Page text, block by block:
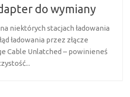
do wymiany
niektórych stacjach ładowania
ładowania przez złącze
Cable Unlatched – powinieneś